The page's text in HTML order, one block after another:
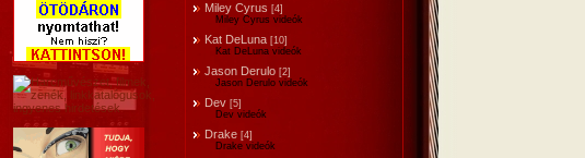
Miley Cyrus [4]
Miley Cyrus videók
Kat DeLuna [10]
Kat DeLuna videók
Jason Derulo [2]
Jason Derulo videók
Dev [5]
Dev videók
Drake [4]
Drake videók